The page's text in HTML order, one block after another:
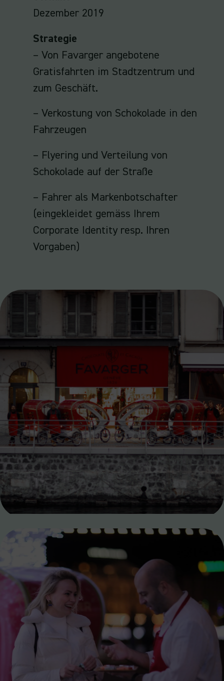
Dezember 2019
Strategie
– Von Favarger angebotene
Gratisfahrten im Stadtzentrum und
zum Geschäft.
– Verkostung von Schokolade in den
Fahrzeugen
– Flyering und Verteilung von
Schokolade auf der Straße
– Fahrer als Markenbotschafter
(eingekleidet gemäss Ihrem
Corporate Identity resp. Ihren
Vorgaben)